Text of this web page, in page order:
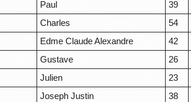
Paul 39
Charles 54
Edme Claude Alexandre 42
Gustave 26
Julien 23
Joseph Justin 38